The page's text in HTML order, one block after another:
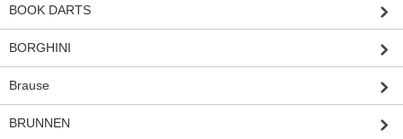
BOOK DARTS
BORGHINI
Brause
BRUNNEN